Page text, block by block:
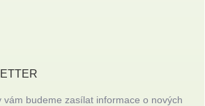
vám budeme zasílat informace o nových